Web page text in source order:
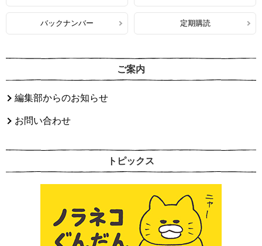
バックナンバー 定期購読
ご案内
編集部からのお知らせ
お問い合わせ
トピックス